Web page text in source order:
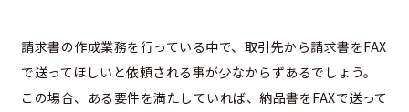
請求書の作成業務を行っている中で、取引先から請求書をFAX
で送ってほしいと依頼される事が少なからずあるでしょう。
この場合、ある要件を満たしていれば、納品書をFAXで送って